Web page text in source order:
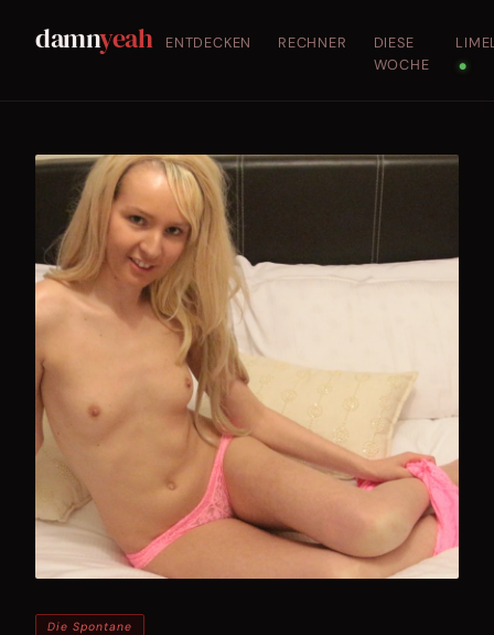
damnyeah ENTDECKEN RECHNER
DIESE
WOCHE
●
Die Spontane